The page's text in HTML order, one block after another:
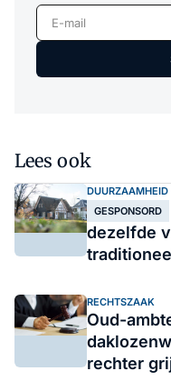
E-mail
Lees ook
DUURZAAMHEID
GESPONSORD
dezelfde
RECHTSZAAK
Oud-
rechter